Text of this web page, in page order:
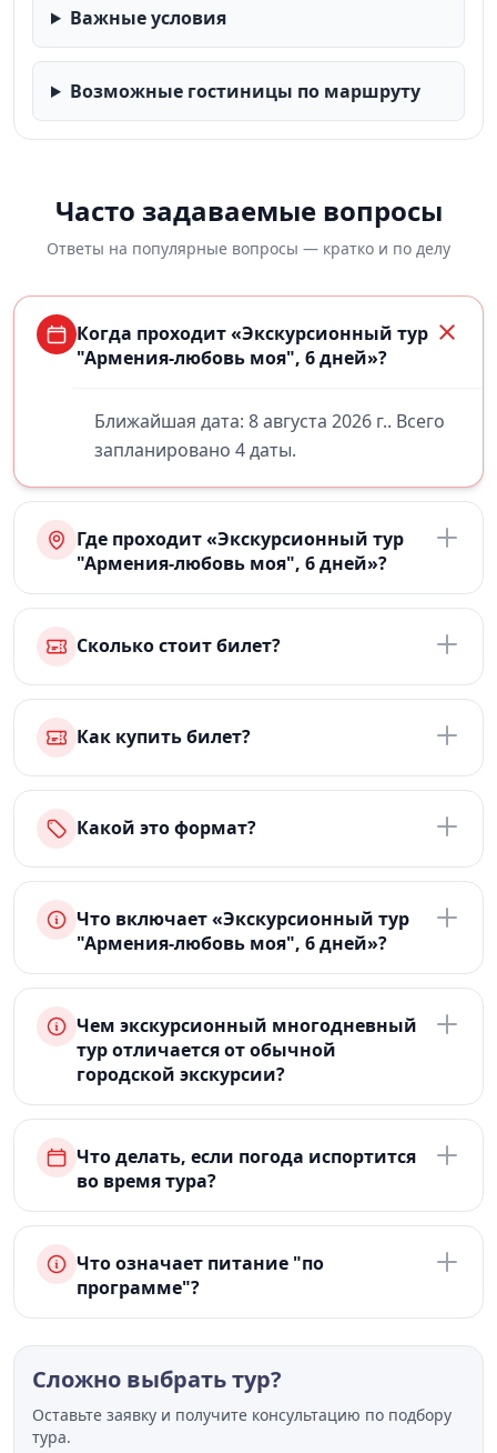
Важные условия
Возможные гостиницы по маршруту
Часто задаваемые вопросы
Ответы на популярные вопросы — кратко и по делу
Когда проходит «Экскурсионный тур
"Армения-любовь моя", 6 дней»?
Ближайшая дата: 8 августа 2026 г.. Всего
запланировано 4 даты.
Где проходит «Экскурсионный тур
"Армения-любовь моя", 6 дней»?
Сколько стоит билет?
Как купить билет?
Какой это формат?
Что включает «Экскурсионный тур
"Армения-любовь моя", 6 дней»?
Чем экскурсионный многодневный
тур отличается от обычной
городской экскурсии?
Что делать, если погода испортится
во время тура?
Что означает питание "по
программе"?
Сложно выбрать тур?
Оставьте заявку и получите консультацию по подбору
тура.